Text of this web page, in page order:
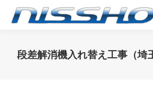
段差解消機入れ替え工事（埼